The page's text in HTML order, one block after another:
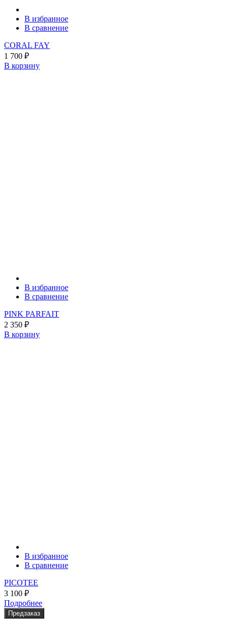
В избранное
В сравнение
CORAL FAY
1 700 ₽
В корзину
В избранное
В сравнение
PINK PARFAIT
2 350 ₽
В корзину
В избранное
В сравнение
PICOTEE
3 100 ₽
Подробнее
Предзаказ